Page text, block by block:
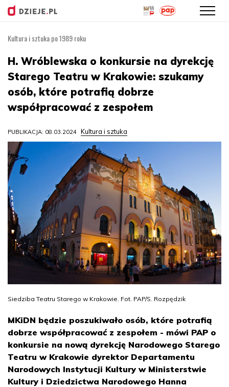
treści
Kultura i sztuka po 1989 roku
H. Wróblewska o konkursie na dyrekcję
Starego Teatru w Krakowie: szukamy
osób, które potrafią dobrze
współpracować z zespołem
PUBLIKACJA: 08.03.2024 Kultura i sztuka
Siedziba Teatru Starego w Krakowie. Fot. PAP/S. Rozpędzik
MKiDN będzie poszukiwało osób, które potrafią
dobrze współpracować z zespołem - mówi PAP o
konkursie na nową dyrekcję Narodowego Starego
Teatru w Krakowie dyrektor Departamentu
Narodowych Instytucji Kultury w Ministerstwie
Kultury i Dziedzictwa Narodowego Hanna